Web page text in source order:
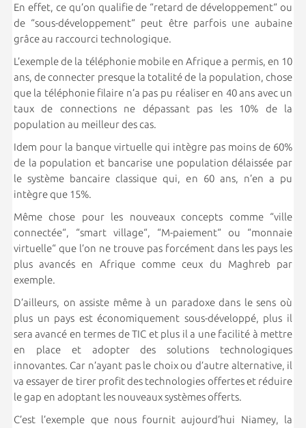
En effet, ce qu’on qualifie de “retard de développement“ ou
de “sous-développement“ peut être parfois une aubaine
grâce au raccourci technologique.
L’exemple de la téléphonie mobile en Afrique a permis, en 10
ans, de connecter presque la totalité de la population, chose
que la téléphonie filaire n’a pas pu réaliser en 40 ans avec un
taux de connections ne dépassant pas les 10% de la
population au meilleur des cas.
Idem pour la banque virtuelle qui intègre pas moins de 60%
de la population et bancarise une population délaissée par
le système bancaire classique qui, en 60 ans, n’en a pu
intègre que 15%.
Même chose pour les nouveaux concepts comme “ville
connectée“, “smart village“, “M-paiement“ ou “monnaie
virtuelle“ que l’on ne trouve pas forcément dans les pays les
plus avancés en Afrique comme ceux du Maghreb par
exemple.
D’ailleurs, on assiste même à un paradoxe dans le sens où
plus un pays est économiquement sous-développé, plus il
sera avancé en termes de TIC et plus il a une facilité à mettre
en place et adopter des solutions technologiques
innovantes. Car n’ayant pas le choix ou d’autre alternative, il
va essayer de tirer profit des technologies offertes et réduire
le gap en adoptant les nouveaux systèmes offerts.
C’est l’exemple que nous fournit aujourd’hui Niamey, la